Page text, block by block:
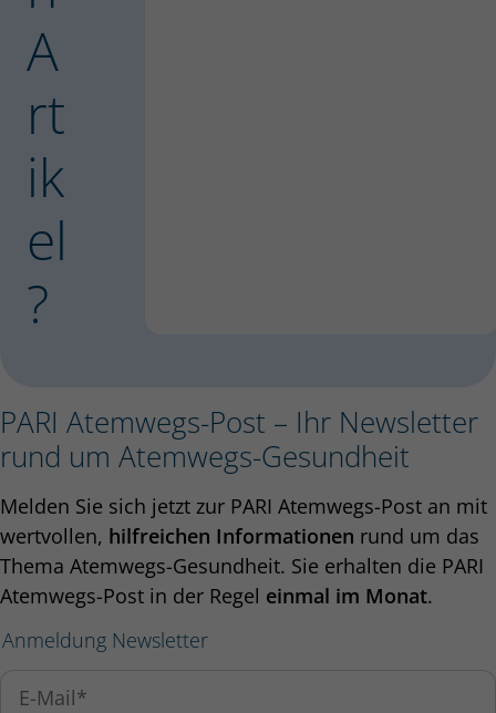
A
rt
ik
el
?
PARI Atemwegs-Post – Ihr Newsletter
rund um Atemwegs-Gesundheit
Melden Sie sich jetzt zur PARI Atemwegs-Post an mit
wertvollen, hilfreichen Informationen rund um das
Thema Atemwegs-Gesundheit. Sie erhalten die PARI
Atemwegs-Post in der Regel einmal im Monat.
Anmeldung Newsletter